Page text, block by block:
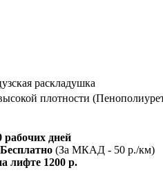
раскладушка
плотности
рабочих дней
Бесплатно (За МКАД - 50 р./км)
лифте 1200 р.